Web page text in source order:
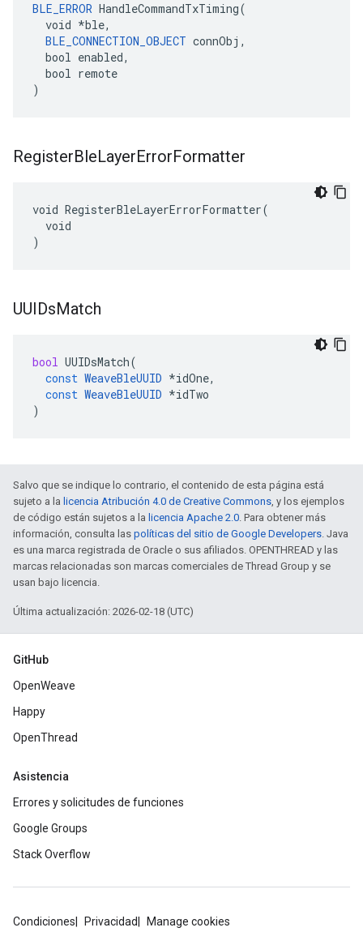
BLE_ERROR HandleCommandTxTiming(
  void *ble,
BLE_CONNECTION_OBJECT connObj,
  bool enabled,
  bool remote
)
RegisterBleLayerErrorFormatter
void RegisterBleLayerErrorFormatter(
  void
)
UUIDsMatch
bool UUIDsMatch(
const WeaveBleUUID *idOne,
const WeaveBleUUID *idTwo
)
Salvo que se indique lo contrario, el contenido de esta página está
sujeto a la licencia Atribución 4.0 de Creative Commons, y los ejemplos
de código están sujetos a la licencia Apache 2.0. Para obtener más
información, consulta las políticas del sitio de Google Developers. Java
es una marca registrada de Oracle o sus afiliados. OPENTHREAD y las
marcas relacionadas son marcas comerciales de Thread Group y se
usan bajo licencia.
Última actualización: 2026-02-18 (UTC)
GitHub
OpenWeave
Happy
OpenThread
Asistencia
Errores y solicitudes de funciones
Google Groups
Stack Overflow
Condiciones Privacidad Manage cookies